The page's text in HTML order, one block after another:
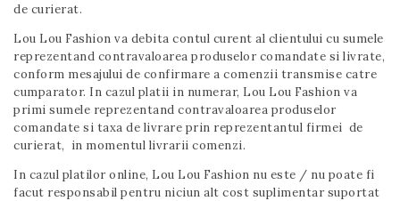
de curierat.
Lou Lou Fashion va debita contul curent al clientului cu sumele
reprezentand contravaloarea produselor comandate si livrate,
conform mesajului de confirmare a comenzii transmise catre
cumparator. In cazul platii in numerar, Lou Lou Fashion va
primi sumele reprezentand contravaloarea produselor
comandate si taxa de livrare prin reprezentantul firmei de
curierat, in momentul livrarii comenzi.
In cazul platilor online, Lou Lou Fashion nu este / nu poate fi
facut responsabil pentru niciun alt cost suplimentar suportat